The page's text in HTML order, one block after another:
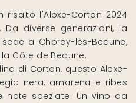
l'Aloxe-Corton 2024
Da diverse generazioni, la
a Chorey-lès-Beaune,
Côte de Beaune.
di Corton, questo Aloxe-
nera, amarena e ribes
note speziate. Un vino da